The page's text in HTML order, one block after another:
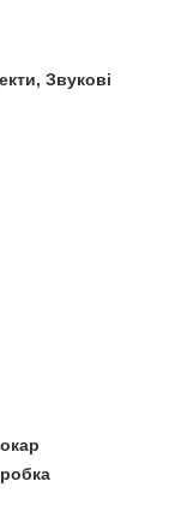
Звукові